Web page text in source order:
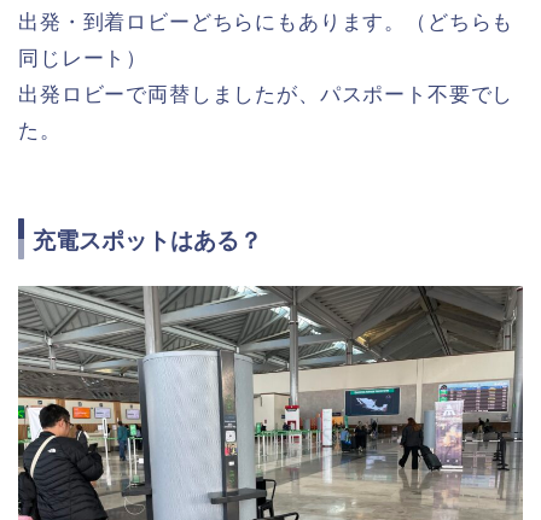
出発・到着ロビーどちらにもあります。（どちらも
同じレート）
出発ロビーで両替しましたが、パスポート不要でし
た。
充電スポットはある？